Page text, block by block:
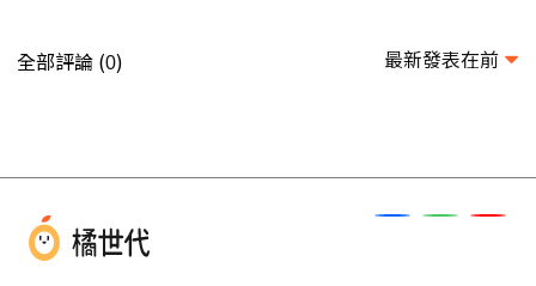
全部評論 (0) 最新發表在前